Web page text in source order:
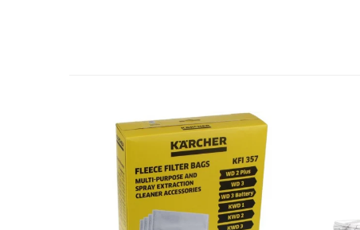
Electrocasnice pentru Bucatarie
Fiare de calcat si masini de cusut